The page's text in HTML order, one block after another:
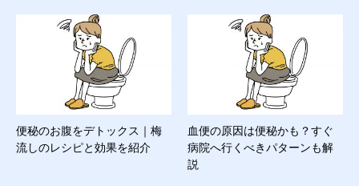
便秘のお腹をデトックス｜梅
流しのレシピと効果を紹介
血便の原因は便秘かも？すぐ
病院へ行くべきパターンも解
説